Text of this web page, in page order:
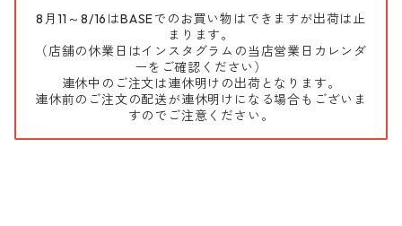
8月11～8/16はBASEでのお買い物はできますが出荷は止
まります。
（店舗の休業日はインスタグラムの当店営業日カレンダ
ーをご確認ください）
連休中のご注文は連休明けの出荷となります。
連休前のご注文の配送が連休明けになる場合もございま
すのでご注意ください。